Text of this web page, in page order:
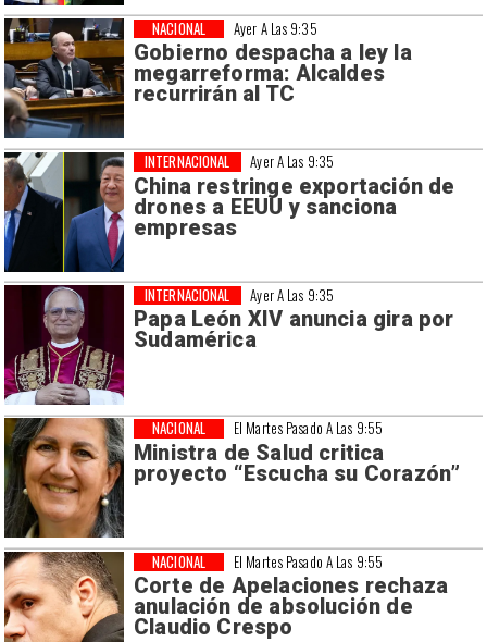
Ayer A Las 9:35
Gobierno despacha a ley la
megarreforma: Alcaldes
recurrirán al TC
NACIONAL
Ayer A Las 9:35
China restringe exportación de
drones a EEUU y sanciona
empresas
INTERNACIONAL
Ayer A Las 9:35
Papa León XIV anuncia gira por
Sudamérica
INTERNACIONAL
El Martes Pasado A Las 9:55
Ministra de Salud critica
proyecto “Escucha su Corazón”
NACIONAL
El Martes Pasado A Las 9:55
Corte de Apelaciones rechaza
anulación de absolución de
Claudio Crespo
NACIONAL